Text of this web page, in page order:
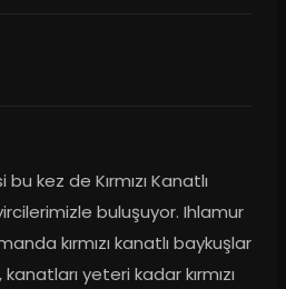
kez de Kırmızı Kanatlı
buluşuyor. Ihlamur
kırmızı kanatlı baykuşlar
yeteri kadar kırmızı